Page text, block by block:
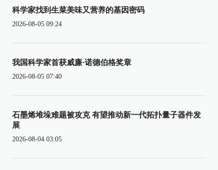
科学家找到生菜美味又营养的基因密码
2026-08-05 09:24
我国科学家首获威廉·诺德伯格奖章
2026-08-05 07:40
石墨烯堆垛难题被攻克 有望推动新一代拓扑量子器件发
展
2026-08-04 03:05